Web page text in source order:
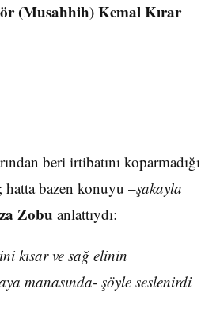
(Musahhih) Kemal Kırar
beri irtibatını koparmadığı
hatta bazen konuyu –şakayla
Zobu anlattıydı:
kısar ve sağ elinin
manasında- şöyle seslenirdi